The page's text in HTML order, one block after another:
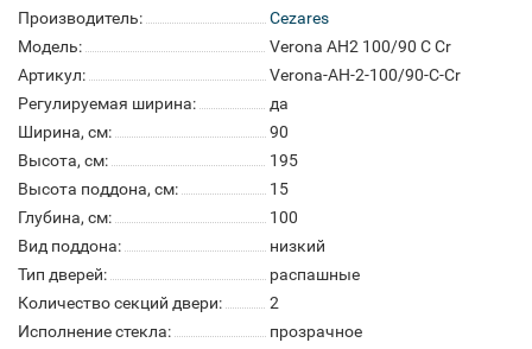
Производитель:
Cezares
Модель:
Verona AH2 100/90 C Cr
Артикул:
Verona-AH-2-100/90-C-Cr
Регулируемая ширина:
да
Ширина, см:
90
Высота, см:
195
Высота поддона, см:
15
Глубина, см:
100
Вид поддона:
низкий
Тип дверей:
распашные
Количество секций двери:
2
Исполнение стекла:
прозрачное